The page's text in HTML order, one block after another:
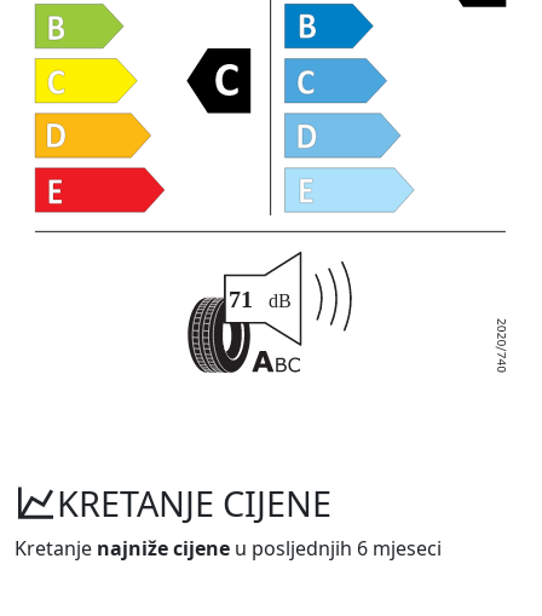
KRETANJE CIJENE
Kretanje najniže cijene u posljednjih 6 mjeseci